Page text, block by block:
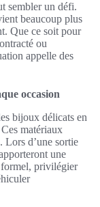
sembler un défi.
beaucoup plus
Que ce soit pour
ou
appelle des
occasion
bijoux délicats en
matériaux
Lors d’une sortie
une
formel, privilégier